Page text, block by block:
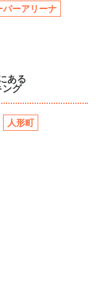
パーアリーナ
ある
ング
人形町